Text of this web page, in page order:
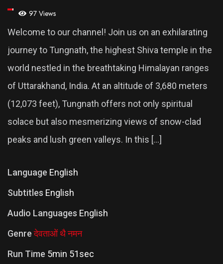
97 Views
Welcome to our channel! Join us on an exhilarating
journey to Tungnath, the highest Shiva temple in the
world nestled in the breathtaking Himalayan ranges
of Uttarakhand, India. At an altitude of 3,680 meters
(12,073 feet), Tungnath offers not only spiritual
solace but also mesmerizing views of snow-clad
peaks and lush green valleys. In this […]
Language English
Subtitles English
Audio Languages English
Genre देवताओं थै नमन
Run Time 5min 51sec